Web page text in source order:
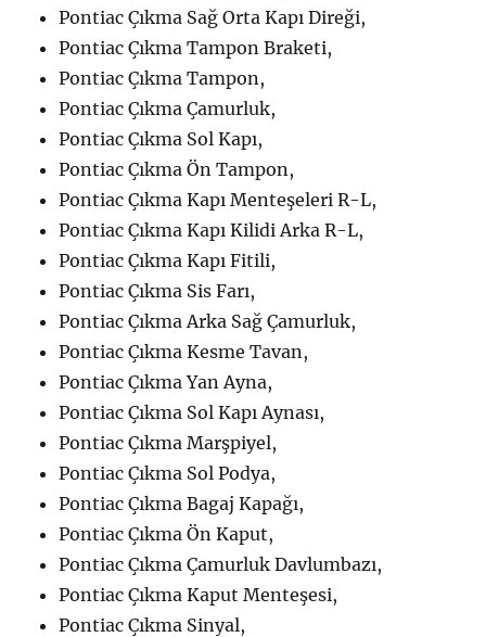
Pontiac Çıkma Sağ Orta Kapı Direği,
Pontiac Çıkma Tampon Braketi,
Pontiac Çıkma Tampon,
Pontiac Çıkma Çamurluk,
Pontiac Çıkma Sol Kapı,
Pontiac Çıkma Ön Tampon,
Pontiac Çıkma Kapı Menteşeleri R-L,
Pontiac Çıkma Kapı Kilidi Arka R-L,
Pontiac Çıkma Kapı Fitili,
Pontiac Çıkma Sis Farı,
Pontiac Çıkma Arka Sağ Çamurluk,
Pontiac Çıkma Kesme Tavan,
Pontiac Çıkma Yan Ayna,
Pontiac Çıkma Sol Kapı Aynası,
Pontiac Çıkma Marşpiyel,
Pontiac Çıkma Sol Podya,
Pontiac Çıkma Bagaj Kapağı,
Pontiac Çıkma Ön Kaput,
Pontiac Çıkma Çamurluk Davlumbazı,
Pontiac Çıkma Kaput Menteşesi,
Pontiac Çıkma Sinyal,